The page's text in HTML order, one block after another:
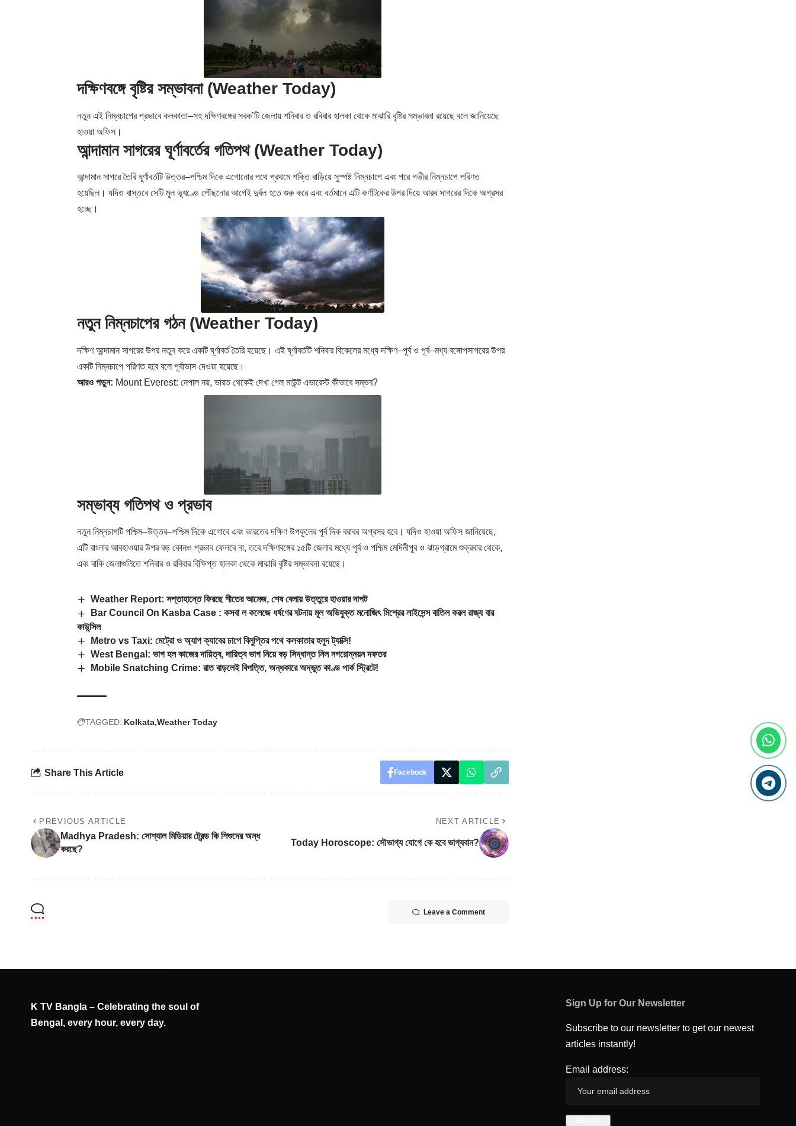
দক্ষিণবঙ্গে বৃষ্টির সম্ভাবনা (Weather Today)
নতুন এই নিম্নচাপের প্রভাবে কলকাতা–সহ দক্ষিণবঙ্গের সবক’টি জেলায় শনিবার ও রবিবার হালকা থেকে মাঝারি বৃষ্টির সম্ভাবনা রয়েছে বলে জানিয়েছে
হাওয়া অফিস।
আন্দামান সাগরের ঘূর্ণাবর্তের গতিপথ (Weather Today)
আন্দামান সাগরে তৈরি ঘূর্ণাবর্তটি উত্তর–পশ্চিম দিকে এগোনোর পথে প্রথমে শক্তি বাড়িয়ে সুস্পষ্ট নিম্নচাপে এবং পরে গভীর নিম্নচাপে পরিণত
হয়েছিল। যদিও বাস্তবে সেটি মূল ভূখণ্ডে পৌঁছনোর আগেই দুর্বল হতে শুরু করে এবং বর্তমানে এটি কর্ণাটকের উপর দিয়ে আরব সাগরের দিকে অগ্রসর
হচ্ছে।
নতুন নিম্নচাপের গঠন (Weather Today)
দক্ষিণ আন্দামান সাগরের উপর নতুন করে একটি ঘূর্ণাবর্ত তৈরি হয়েছে। এই ঘূর্ণাবর্তটি শনিবার বিকেলের মধ্যে দক্ষিণ–পূর্ব ও পূর্ব–মধ্য বঙ্গোপসাগরের উপর
একটি নিম্নচাপে পরিণত হবে বলে পূর্বাভাস দেওয়া হয়েছে।
আরও পড়ুন: Mount Everest: নেপাল নয়, ভারত থেকেই দেখা গেল মাউন্ট এভারেস্ট কীভাবে সম্ভব?
সম্ভাব্য গতিপথ ও প্রভাব
নতুন নিম্নচাপটি পশ্চিম–উত্তর–পশ্চিম দিকে এগোবে এবং ভারতের দক্ষিণ উপকূলের পূর্ব দিক বরাবর অগ্রসর হবে। যদিও হাওয়া অফিস জানিয়েছে,
এটি বাংলার আবহাওয়ার উপর বড় কোনও প্রভাব ফেলবে না, তবে দক্ষিণবঙ্গের ১৫টি জেলার মধ্যে পূর্ব ও পশ্চিম মেদিনীপুর ও ঝাড়গ্রামে শুক্রবার থেকে,
এবং বাকি জেলাগুলিতে শনিবার ও রবিবার বিক্ষিপ্ত হালকা থেকে মাঝারি বৃষ্টির সম্ভাবনা রয়েছে।
Weather Report: সপ্তাহান্তে ফিরছে শীতের আমেজ, শেষ বেলায় উত্তুরে হাওয়ার দাপট
Bar Council On Kasba Case : কসবা ল কলেজে ধর্ষণের ঘটনায় মূল অভিযুক্ত মনোজিৎ মিশ্রের লাইসেন্স বাতিল করল রাজ্য বার
কাউন্সিল
Metro vs Taxi: মেট্রো ও অ্যাপ ক্যাবের চাপে বিলুপ্তির পথে কলকাতার হলুদ ট্যাক্সি!
West Bengal: ভাগ হল কাজের দায়িত্ব, দায়িত্ব ভাগ নিয়ে বড় সিদ্ধান্ত নিল নগরোন্নয়ন দফতর
Mobile Snatching Crime: রাত বাড়লেই বিপত্তি, অন্ধকারে অদ্ভুত কাণ্ড পার্ক স্ট্রিটে!
TAGGED: Kolkata Weather Today
Share This Article Facebook
PREVIOUS ARTICLE
Madhya Pradesh: সোশ্যাল মিডিয়ার ট্রেন্ড কি শিশুদের অন্ধ
করছে?
NEXT ARTICLE
Today Horoscope: সৌভাগ্য যোগে কে হবে ভাগ্যবান?
Leave a Comment
K TV Bangla – Celebrating the soul of
Bengal, every hour, every day.
Sign Up for Our Newsletter
Subscribe to our newsletter to get our newest
articles instantly!
Email address: